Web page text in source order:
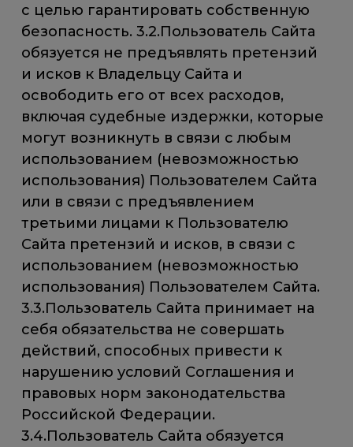
с целью гарантировать собственную
безопасность. 3.2.Пользователь Сайта
обязуется не предъявлять претензий
и исков к Владельцу Сайта и
освободить его от всех расходов,
включая судебные издержки, которые
могут возникнуть в связи с любым
использованием (невозможностью
использования) Пользователем Сайта
или в связи с предъявлением
третьими лицами к Пользователю
Сайта претензий и исков, в связи с
использованием (невозможностью
использования) Пользователем Сайта.
3.3.Пользователь Сайта принимает на
себя обязательства не совершать
действий, способных привести к
нарушению условий Соглашения и
правовых норм законодательства
Российской Федерации.
3.4.Пользователь Сайта обязуется